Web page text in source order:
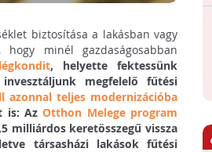
biztosítása a lakásban vagy
minél gazdaságosabban
, helyette fektessünk
megfelelő fűtési
azonnal teljes modernizációba
is:AzOtthon Melege program
milliárdos keretösszegű vissza
társasházi lakások fűtési